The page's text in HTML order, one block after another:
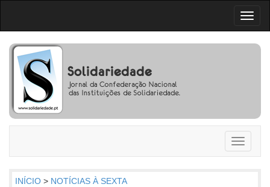
Toggle
INÍCIO > NOTÍCIAS À SEXTA